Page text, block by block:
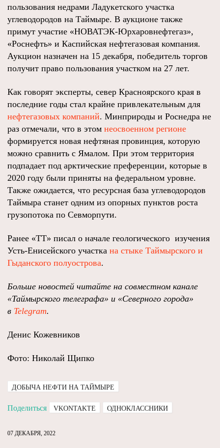
пользования недрами Ладукетского участка
углеводородов на Таймыре. В аукционе также
примут участие «НОВАТЭК-Юрхаровнефтегаз»,
«Роснефть» и Каспийская нефтегазовая компания.
Аукцион назначен на 15 декабря, победитель торгов
получит право пользования участком на 27 лет.
Как говорят эксперты, север Красноярского края в
последние годы стал крайне привлекательным для
нефтегазовых компаний. Минприроды и Роснедра не
раз отмечали, что в этом неосвоенном регионе
формируется новая нефтяная провинция, которую
можно сравнить с Ямалом. При этом территория
подпадает под арктические преференции, которые в
2020 году были приняты на федеральном уровне.
Также ожидается, что ресурсная база углеводородов
Таймыра станет одним из опорных пунктов роста
грузопотока по Севморпути.
Ранее «ТТ» писал о начале геологического изучения
Усть-Енисейского участка на стыке Таймырского и
Гыданского полуострова.
Больше новостей читайте на совместном канале
«Таймырского телеграфа» и «Северного города»
в Telegram.
Денис Кожевников
Фото: Николай Щипко
ДОБЫЧА НЕФТИ НА ТАЙМЫРЕ
Поделиться VKONTAKTE ОДНОКЛАССНИКИ
07 ДЕКАБРЯ, 2022